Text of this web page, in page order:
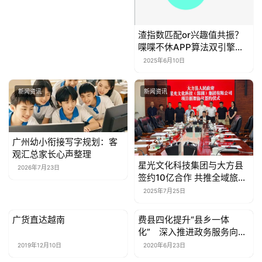
渣指数匹配or兴趣值共振？
喋喋不休APP算法双引擎，
社交更自由
2025年6月10日
新闻资讯
广州幼小衔接写字规划：客
观汇总家长心声整理
2026年7月23日
新闻资讯
星光文化科技集团与大方县
签约10亿合作 共推全域旅游
升级
2025年7月25日
新闻资讯
广货直达越南
2019年12月10日
新闻资讯
费县四化提升“县乡一体
化” 深入推进政务服务向基
层延伸
2020年6月23日